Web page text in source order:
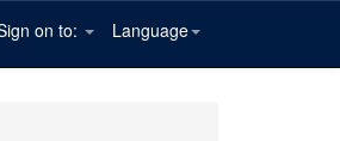
Language
on to: